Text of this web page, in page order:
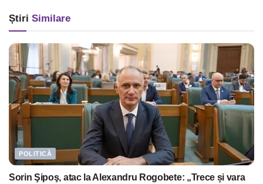
Știri Similare
POLITICĂ
Sorin Şipoş, atac la Alexandru Rogobete: „Trece și vara